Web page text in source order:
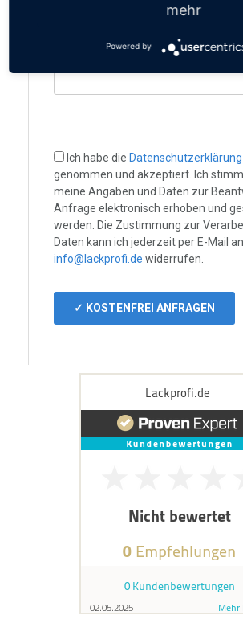
Ich habe die Datenschutzerklärung
genommen und akzeptiert. Ich
meine Angaben und Daten zur
Anfrage elektronisch erhoben und
werden. Die Zustimmung zur
Daten kann ich jederzeit per E-Mail an
info@lackprofi.de widerrufen.
✓ KOSTENFREI ANFRAGEN
mehr
Powered by